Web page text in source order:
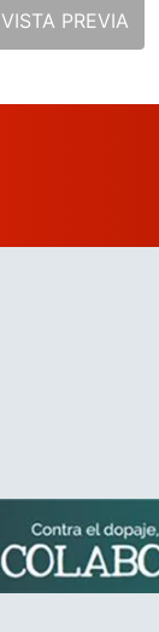
VISTA PREVIA